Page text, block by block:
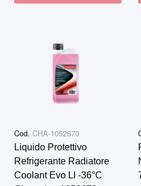
Cod. CHA-1052670
Liquido Protettivo
Refrigerante Radiatore
Coolant Evo Ll -36°C